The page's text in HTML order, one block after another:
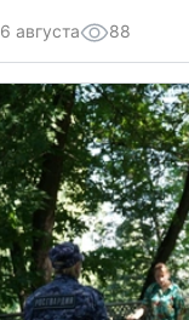
6 августа 88